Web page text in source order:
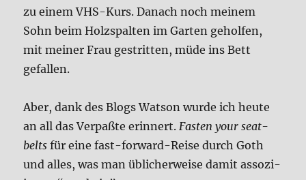
zu einem VHS-Kurs. Danach noch mei­nem
Sohn beim Holz­spal­ten im Gar­ten gehol­fen,
mit mei­ner Frau gestrit­ten, müde ins Bett
gefal­len.
Aber, dank des Blogs Wat­son wur­de ich heu­te
an all das Ver­paß­te erin­nert.Fasten your seat­
belts für eine fast-for­ward-Rei­se durch Goth
und alles, was man übli­cher­wei­se damit asso­zi­